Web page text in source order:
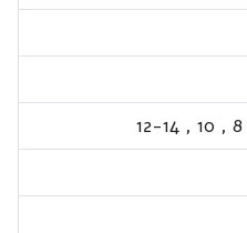
8
,
10
,
12-14